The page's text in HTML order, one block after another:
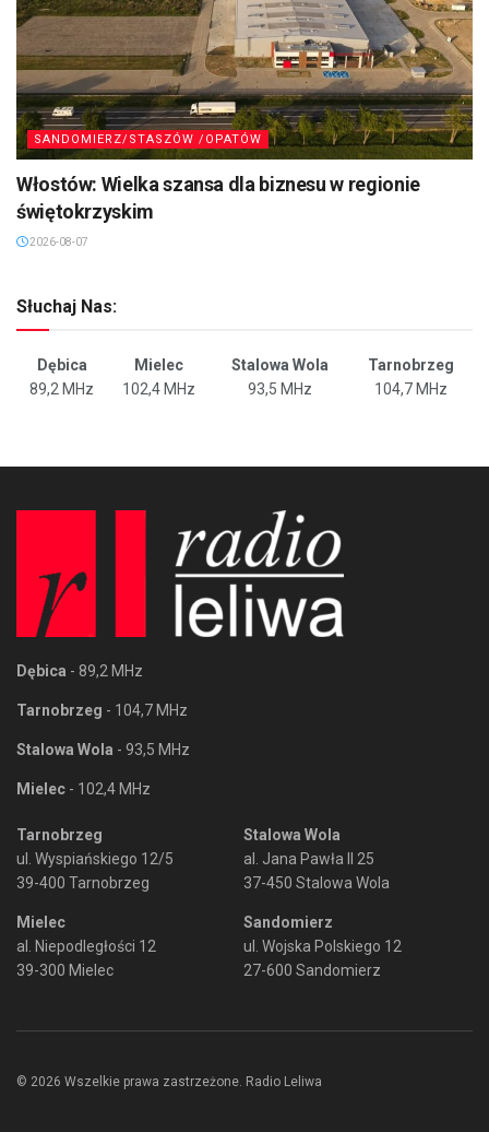
SANDOMIERZ/STASZÓW /OPATÓW
Włostów: Wielka szansa dla biznesu w regionie
świętokrzyskim
2026-08-07
Słuchaj Nas:
Dębica Mielec Stalowa Wola
Tarnobrzeg
89,2 MHz
102,4 MHz 93,5 MHz 104,7 MHz
Dębica - 89,2 MHz
Tarnobrzeg - 104,7 MHz
Stalowa Wola - 93,5 MHz
Mielec - 102,4 MHz
Tarnobrzeg
ul. Wyspiańskiego 12/5
39-400 Tarnobrzeg
Mielec
al. Niepodległości 12
39-300 Mielec
Stalowa Wola
al. Jana Pawła II 25
37-450 Stalowa Wola
Sandomierz
ul. Wojska Polskiego 12
27-600 Sandomierz
© 2026 Wszelkie prawa zastrzeżone. Radio Leliwa